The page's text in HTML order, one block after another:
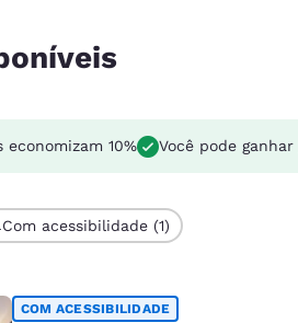
economizam 10% Você pode ganhar
Com acessibilidade (1)
COM ACESSIBILIDADE